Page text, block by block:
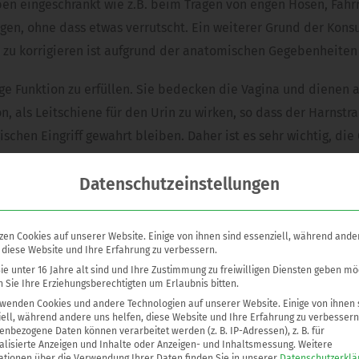
eingeschränkt wie z.B. beim Tragen von engen Hosen,
ohne dass etwas verrutscht. Ein weiterer Grund der
korrigieren ist aufgrund der anatomischen Gegebenheiten
Funktion zu erfüllen. Sie bedecken die Vagina und dienen
als Leitschiene für den Urin zu wirken, so dass der
Eingriff gewahrt bleiben. Daher ist es sehr wichtig,
Techniken, sozusagen „Schnittmuster“ zur
Dies hört sich für den Laien natürlich sehr kompliziert
die Technik genau erklärt und aufgezeichnet.
und Befürchtungen.
Frau
einer linearen Schnittführung am Übergang großer zu
auch schmaler und gestrafft. Aber es muss darauf
Datenschutzeinstellungen
Cookies auf unserer Website. Einige von ihnen sind essenziell, während
Website und Ihre Erfahrung zu verbessern.
unter 16 Jahre alt sind und Ihre Zustimmung zu freiwilligen Diensten geben
Sie Ihre Erziehungsberechtigten um Erlaubnis bitten.
Cookies und andere Technologien auf unserer Website. Einige von ihnen
während andere uns helfen, diese Website und Ihre Erfahrung zu
Daten können verarbeitet werden (z. B. IP-Adressen), z. B. für
Anzeigen und Inhalte oder Anzeigen- und Inhaltsmessung. Weitere